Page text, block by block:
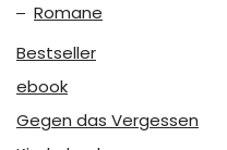
Romane
Bestseller
ebook
Gegen das Vergessen